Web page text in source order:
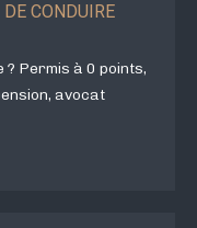
CONDUIRE
Permis à 0 points,
avocat